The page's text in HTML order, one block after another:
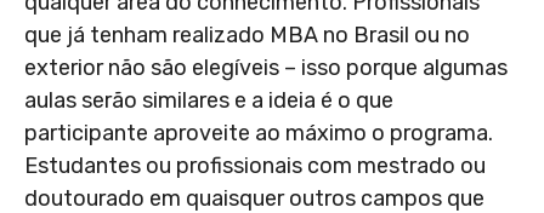
que já tenham realizado MBA no Brasil ou no
exterior não são elegíveis – isso porque algumas
aulas serão similares e a ideia é o que
participante aproveite ao máximo o programa.
Estudantes ou profissionais com mestrado ou
doutourado em quaisquer outros campos que